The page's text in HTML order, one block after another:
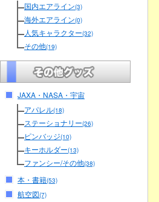
国内エアライン(3)
海外エアライン(0)
人気キャラクター(32)
その他(19)
JAXA・NASA・宇宙
アパレル(18)
ステーショナリー(26)
ピンバッジ(10)
キーホルダー(13)
ファンシー/その他(38)
本・書籍(53)
航空図(7)